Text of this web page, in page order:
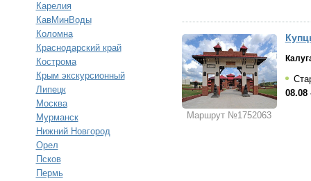
Карелия
КавМинВоды
Коломна
Краснодарский край
Кострома
Крым экскурсионный
Липецк
Москва
Мурманск
Нижний Новгород
Орел
Псков
Пермь
Маршрут №1752063
08.08